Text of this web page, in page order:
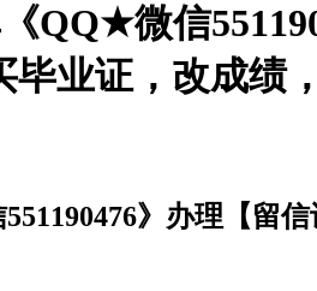
QQ★微信
业证，改成绩
》办理【留